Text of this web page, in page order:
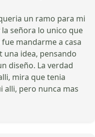
un ramo para mi
señora lo unico que
mandarme a casa
idea, pensando
diseño. La verdad
mira que tenia
alli, pero nunca mas